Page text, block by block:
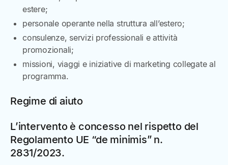
estere;
personale operante nella struttura all’estero;
consulenze, servizi professionali e attività
promozionali;
missioni, viaggi e iniziative di marketing collegate al
programma.
Regime di aiuto
L’intervento è concesso nel rispetto del
Regolamento UE “de minimis” n.
2831/2023.